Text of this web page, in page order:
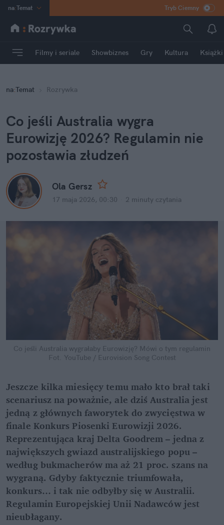
na:Temat
INN Poland
mama
Rozrywka
Tryb Ciemny
Filmy i seriale Showbiznes Gry Kultura Książki
na:Temat Rozrywka
Co jeśli Australia wygra
Eurowizję 2026? Regulamin nie
pozostawia złudzeń
Ola Gersz
17 maja 2026, 00:30 2 minuty czytania
Co jeśli Australia wygrałaby Eurowizję? Mówi o tym regulamin
Fot. YouTube / Eurovision Song Contest
Jeszcze kilka miesięcy temu mało kto brał taki
scenariusz na poważnie, ale dziś Australia jest
jedną z głównych faworytek do zwycięstwa w
finale Konkurs Piosenki Eurowizji 2026.
Reprezentująca kraj Delta Goodrem – jedna z
największych gwiazd australijskiego popu –
według bukmacherów ma aż 21 proc. szans na
wygraną. Gdyby faktycznie triumfowała,
konkurs… i tak nie odbyłby się w Australii.
Regulamin Europejskiej Unii Nadawców jest
nieubłagany.